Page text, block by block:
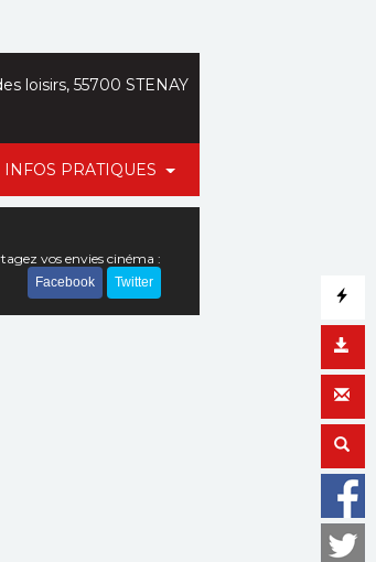
INFOS PRATIQUES
loisirs, 55700 STENAY
vos envies cinéma :
Facebook Twitter